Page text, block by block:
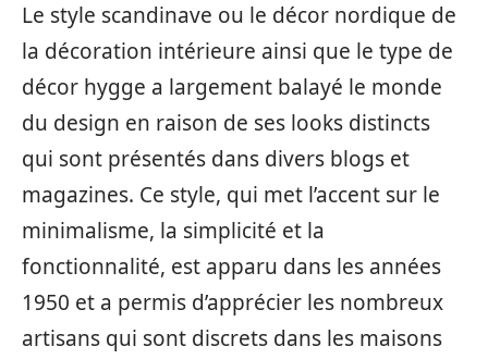
Le style scandinave ou le décor nordique de
la décoration intérieure ainsi que le type de
décor hygge a largement balayé le monde
du design en raison de ses looks distincts
qui sont présentés dans divers blogs et
magazines. Ce style, qui met l’accent sur le
minimalisme, la simplicité et la
fonctionnalité, est apparu dans les années
1950 et a permis d’apprécier les nombreux
artisans qui sont discrets dans les maisons